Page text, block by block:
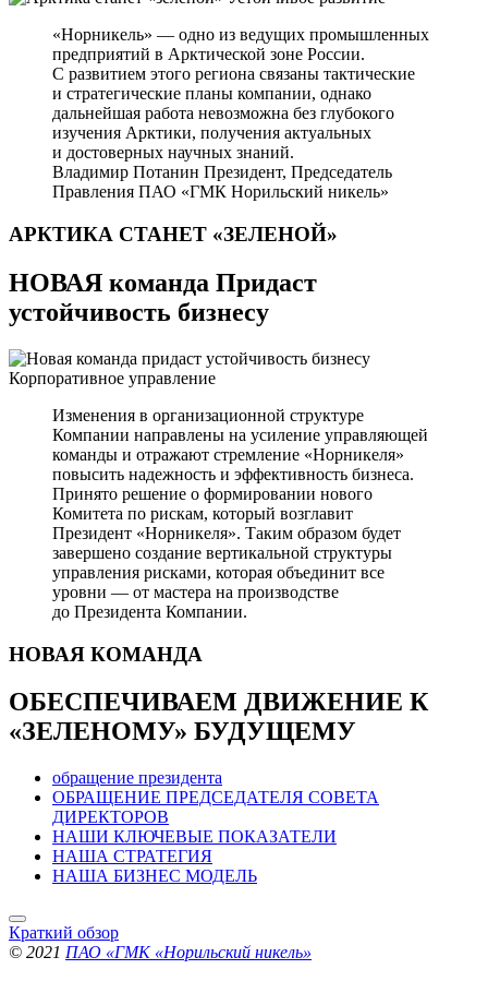
«Норникель» — одно из ведущих промышленных
предприятий в Арктической зоне России.
С развитием этого региона связаны тактические
и стратегические планы компании, однако
дальнейшая работа невозможна без глубокого
изучения Арктики, получения актуальных
и достоверных научных знаний.
Владимир Потанин Президент, Председатель
Правления ПАО «ГМК Норильский никель»
АРКТИКА СТАНЕТ «ЗЕЛЕНОЙ»
НОВАЯ команда Придаст
устойчивость бизнесу
Корпоративное управление
Изменения в организационной структуре
Компании направлены на усиление управляющей
команды и отражают стремление «Норникеля»
повысить надежность и эффективность бизнеса.
Принято решение о формировании нового
Комитета по рискам, который возглавит
Президент «Норникеля». Таким образом будет
завершено создание вертикальной структуры
управления рисками, которая объединит все
уровни — от мастера на производстве
до Президента Компании.
НОВАЯ КОМАНДА
ОБЕСПЕЧИВАЕМ ДВИЖЕНИЕ К
«ЗЕЛЕНОМУ» БУДУЩЕМУ
обращение президента
ОБРАЩЕНИЕ ПРЕДСЕДАТЕЛЯ СОВЕТА
ДИРЕКТОРОВ
НАШИ КЛЮЧЕВЫЕ ПОКАЗАТЕЛИ
НАША СТРАТЕГИЯ
НАША БИЗНЕС МОДЕЛЬ
Краткий обзор
© 2021 ПАО «ГМК «Норильский никель»